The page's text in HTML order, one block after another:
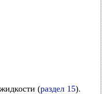
(раздел 15).